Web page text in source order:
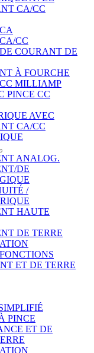
CA/CC
CC
COURANT DE
À FOURCHE
MILLIAMP
PINCE CC
AVEC
CA/CC
ANALOG.
DE
/
HAUTE
DE TERRE
ET DE TERRE
PINCE
ET DE